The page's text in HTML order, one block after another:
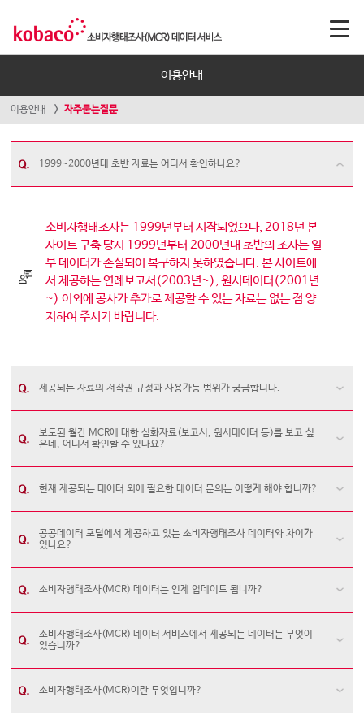
이용안내
이용안내 자주묻는질문
1999~2000년대 초반 자료는 어디서 확인하나요?
소비자행태조사는 1999년부터 시작되었으나, 2018년 본
사이트 구축 당시 1999년부터 2000년대 초반의 조사는 일
부 데이터가 손실되어 복구하지 못하였습니다. 본 사이트에
서 제공하는 연례보고서(2003년~), 원시데이터(2001년
~) 이외에 공사가 추가로 제공할 수 있는 자료는 없는 점 양
지하여 주시기 바랍니다.
제공되는 자료의 저작권 규정과 사용가능 범위가 궁금합니다.
보도된 월간 MCR에 대한 심화자료(보고서, 원시데이터 등)를 보고 싶
은데, 어디서 확인할 수 있나요?
현재 제공되는 데이터 외에 필요한 데이터 문의는 어떻게 해야 합니까?
공공데이터 포털에서 제공하고 있는 소비자행태조사 데이터와 차이가
있나요?
소비자행태조사(MCR) 데이터는 언제 업데이트 됩니까?
소비자행태조사(MCR) 데이터 서비스에서 제공되는 데이터는 무엇이
있습니까?
소비자행태조사(MCR)이란 무엇입니까?